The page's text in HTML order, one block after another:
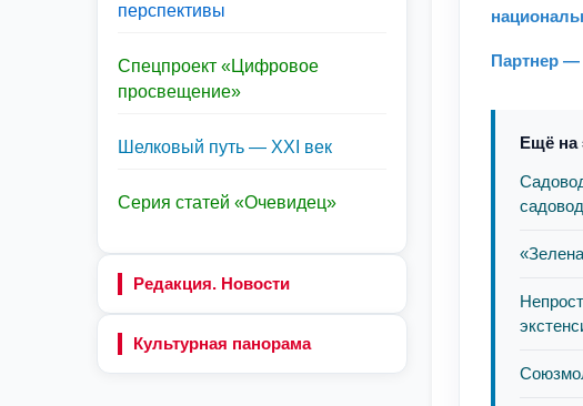
перспективы
Спецпроект «Цифровое
просвещение»
Шелковый путь — XXI век
Серия статей «Очевидец»
Редакция. Новости
Культурная панорама
Партнер —
Ещё на